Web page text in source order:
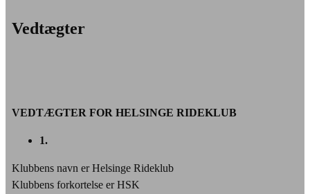
Vedtægter
VEDTÆGTER FOR HELSINGE RIDEKLUB
1.
Klubbens navn er Helsinge Rideklub
Klubbens forkortelse er HSK